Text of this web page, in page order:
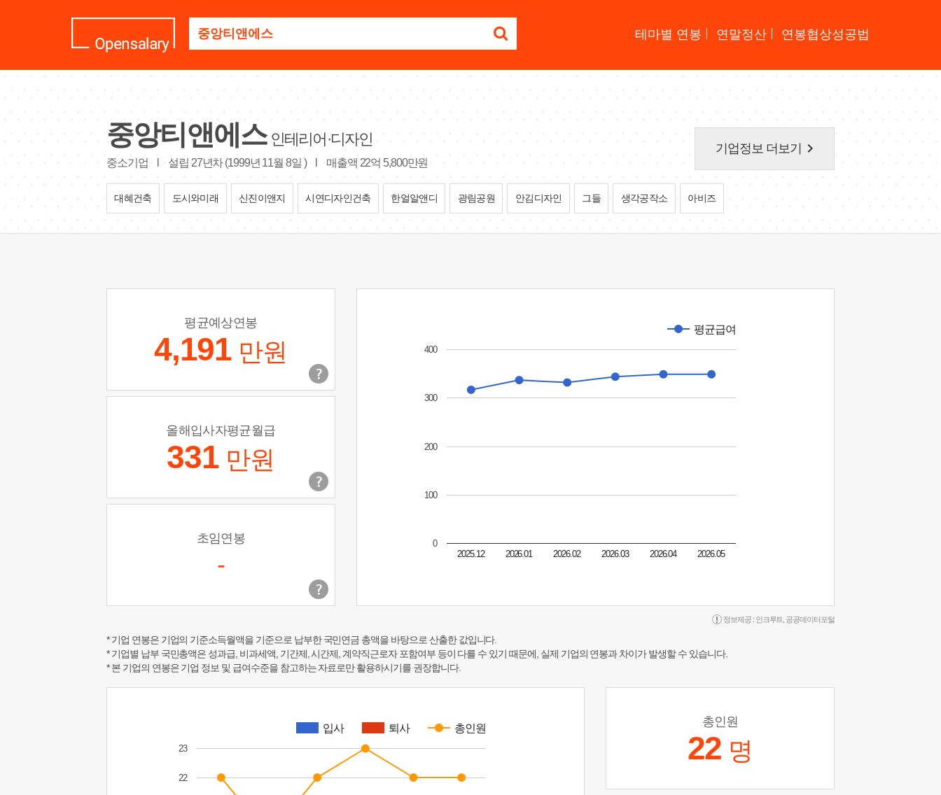
명
세
요
테마별 연봉 연말정산 연봉협상성공법
중앙티앤에스 인테리어·디자인
중소기업 설립 27년차 (1999년 11월 8일 ) 매출액 22억 5,800만원
기업정보 더보기 keyboard_arrow_right
대혜건축 도시와미래 신진이앤지 시연디자인건축 한얼알앤디 광림공원 안김디자인 그들 생각공작소 아비즈
평균예상연봉
4,191 만원
올해입사자평균월급
331 만원
초임연봉
-
평균급여
2025.12 2026.01 2026.02 2026.03 2026.04 2026.05
0
100
200
300
400
정보제공 : 인크루트 공공데이터포털
* 기업 연봉은 기업의 기준소득월액을 기준으로 납부한 국민연금 총액을 바탕으로 산출한 값입니다.
* 기업별 납부 국민총액은 성과급, 비과세액, 기간제, 시간제, 계약직근로자 포함여부 등이 다를 수 있기 때문에, 실제 기업의 연봉과 차이가 발생할 수 있습니다.
* 본 기업의 연봉은 기업 정보 및 급여수준을 참고하는 자료로만 활용하시기를 권장합니다.
입사 퇴사 총인원
22
23
총인원
22 명